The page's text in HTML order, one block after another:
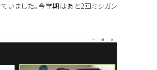
いました。今学期はあと2回ミシガン